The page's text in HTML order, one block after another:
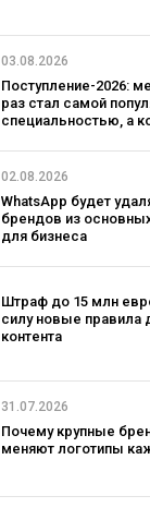
03.08.2026
Поступление-2026:
раз стал самой
специальностью, а
02.08.2026
WhatsApp будет
брендов из
для бизнеса
Штраф до 15 млн
силу новые правила
контента
31.07.2026
Почему крупные
меняют логотипы